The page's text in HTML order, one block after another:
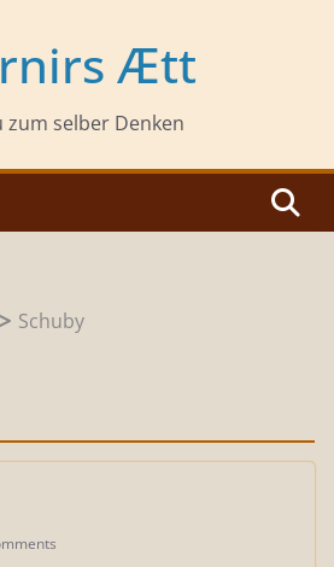
Ætt
zum selber Denken
Schuby